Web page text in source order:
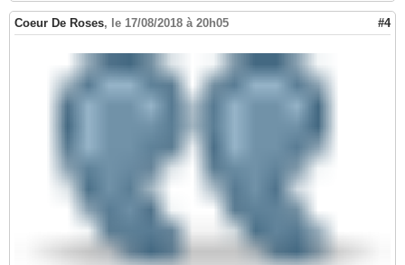
Coeur De Roses, le 17/08/2018 à 20h05 #4